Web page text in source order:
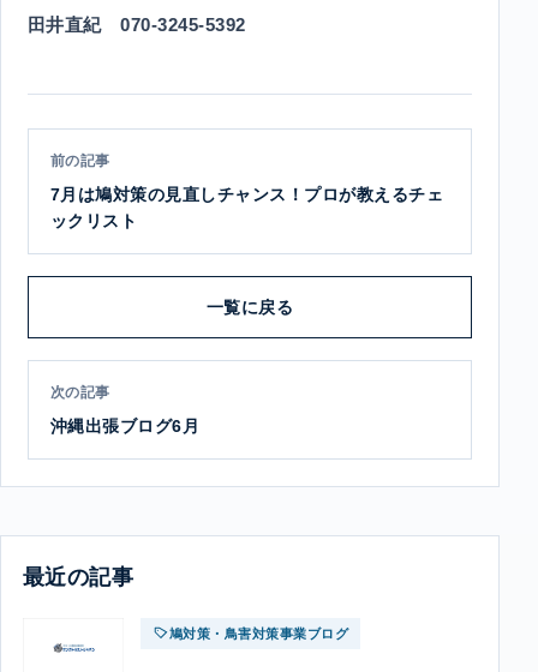
最近の記事
鳩対策・鳥害対策事業ブログ
田井直紀 070-3245-5392
前の記事
7月は鳩対策の見直しチャンス！プロが教えるチェ
ックリスト
一覧に戻る
次の記事
沖縄出張ブログ6月